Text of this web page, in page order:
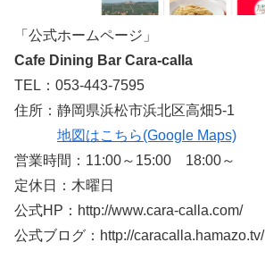
「公式ホームページ」
Cafe Dining Bar Cara-calla
TEL：053-443-7595
住所：静岡県浜松市浜北区高畑5-1
地図はこちら(Google Maps)
営業時間：11:00～15:00 18:00～
定休日：木曜日
公式HP：http://www.cara-calla.com/
公式ブログ：http://caracalla.hamazo.tv/